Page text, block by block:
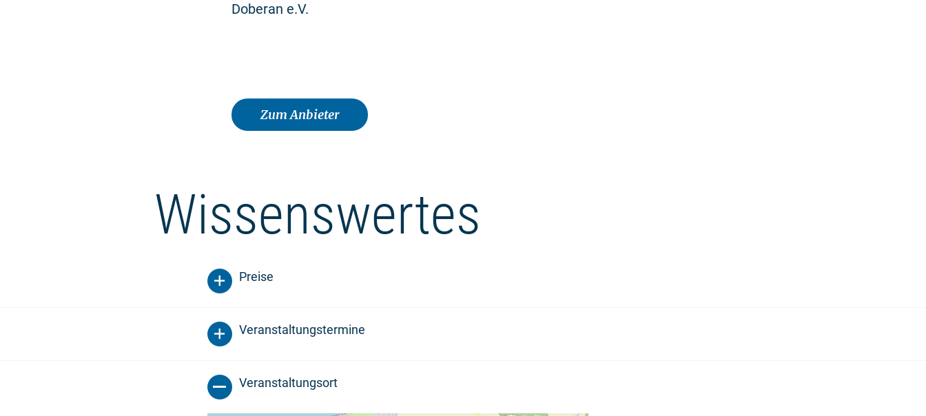
Doberan e.V.
Zum Anbieter
Wissenswertes
Preise
Veranstaltungstermine
Veranstaltungsort